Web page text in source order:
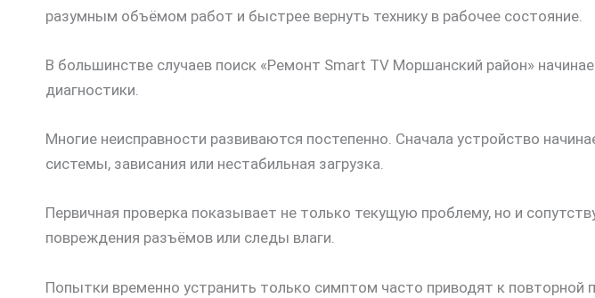
разумным объёмом работ и быстрее вернуть технику в рабочее состояние.
В большинстве случаев поиск «Ремонт Smart TV Моршанский район»
диагностики.
Многие неисправности развиваются постепенно. Сначала устройство
системы, зависания или нестабильная загрузка.
Первичная проверка показывает не только текущую проблему, но и
повреждения разъёмов или следы влаги.
Попытки временно устранить только симптом часто приводят к повторной